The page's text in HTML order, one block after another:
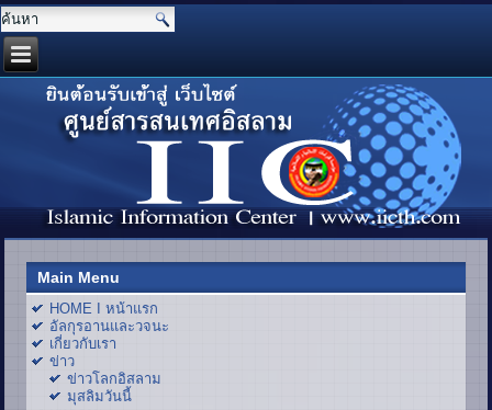
Main Menu
HOME I หน้าแรก
อัลกุรอานและวจนะ
เกี่ยวกับเรา
ข่าว
ข่าวโลกอิสลาม
มุสลิมวันนี้